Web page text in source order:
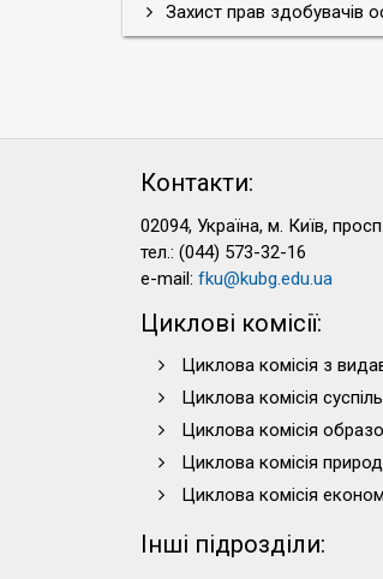
Захист прав здобувачів
Контакти:
02094, Україна, м. Київ,
тел.: (044) 573-32-16
e-mail: fku@kubg.edu.ua
Циклові комісії:
Циклова комісія з
Циклова комісія
Циклова комісія
Циклова комісія
Циклова комісія
Інші підрозділи: